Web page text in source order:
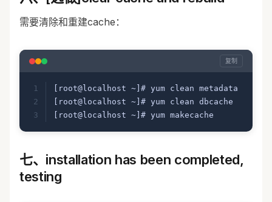
s/RPM-GPG-KEY-CentOS-5
name=CentOS-5 - Addons
baseurl=http://centos.ustc.edu.cn/cen
tos/5/addons/$basearch/
gpgkey= http://mirror.centos.org/cento
s/RPM-GPG-KEY-CentOS-5
#additional packages that may be
需要清除和重建cache：
复制
[root@localhost ~]# yum clean metadata
[root@localhost ~]# yum clean dbcache
[root@localhost ~]# yum makecache
七、installation has been completed,
testing